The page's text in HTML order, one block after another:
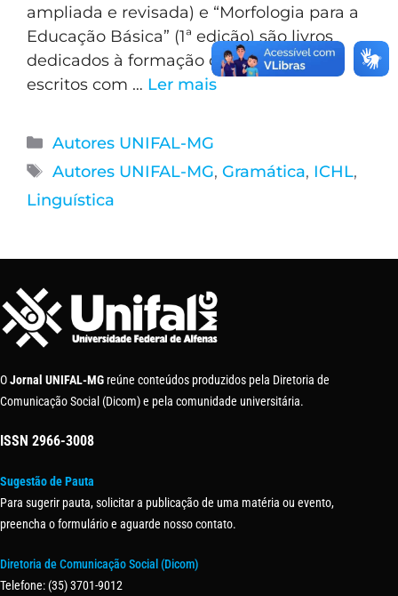
ampliada e revisada) e “Morfologia para a
Educação Básica” (1ª edição) são livros
dedicados à formação de professores,
escritos com … Ler mais
Autores UNIFAL-MG
Autores UNIFAL-MG, Gramática, ICHL,
Linguística
OJornal UNIFAL-MG reúne conteúdos produzidos pela Diretoria de
Comunicação Social (Dicom) e pela comunidade universitária.
ISSN 2966-3008
Sugestão de Pauta
Para sugerir pauta, solicitar a publicação de uma matéria ou evento,
preencha o formulário e aguarde nosso contato.
Diretoria de Comunicação Social (Dicom)
Telefone: (35) 3701-9012